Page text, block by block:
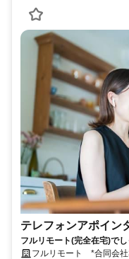
テレフォンアポイン
フルリモート(完全在宅)で
フルリモート *合同会